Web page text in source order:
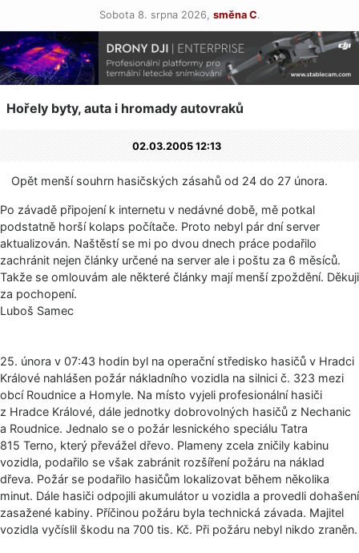
Sobota 8. srpna 2026, směna C.
Hořely byty, auta i hromady autovraků
02.03.2005 12:13
Opět menší souhrn hasičských zásahů od 24 do 27 února.
Po závadě připojení k internetu v nedávné době, mě potkal
podstatně horší kolaps počítače. Proto nebyl pár dní server
aktualizován. Naštěstí se mi po dvou dnech práce podařilo
zachránit nejen články určené na server ale i poštu za 6 měsíců.
Takže se omlouvám ale některé články mají menší zpoždění. Děkuji
za pochopení.
Luboš Samec
25. února v 07:43 hodin byl na operační středisko hasičů v Hradci
Králové nahlášen požár nákladního vozidla na silnici č. 323 mezi
obcí Roudnice a Homyle. Na místo vyjeli profesionální hasiči
z Hradce Králové, dále jednotky dobrovolných hasičů z Nechanic
a Roudnice. Jednalo se o požár lesnického speciálu Tatra
815 Terno, který převážel dřevo. Plameny zcela zničily kabinu
vozidla, podařilo se však zabránit rozšíření požáru na náklad
dřeva. Požár se podařilo hasičům lokalizovat během několika
minut. Dále hasiči odpojili akumulátor u vozidla a provedli dohašení
zasažené kabiny. Příčinou požáru byla technická závada. Majitel
vozidla vyčíslil škodu na 700 tis. Kč. Při požáru nebyl nikdo zraněn.